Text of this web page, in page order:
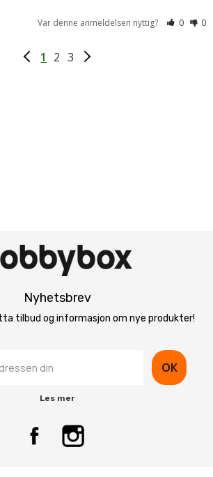
Var denne anmeldelsen nyttig? 0 0
1 2 3
Nyhetsbrev
tilbud og informasjon om nye produkter!
OK
Les mer